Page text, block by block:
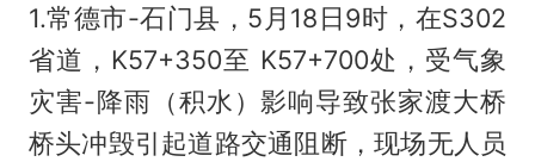
1.常德市-石门县，5月18日9时，在S302
省道，K57+350至 K57+700处，受气象
灾害-降雨（积水）影响导致张家渡大桥
桥头冲毁引起道路交通阻断，现场无人员